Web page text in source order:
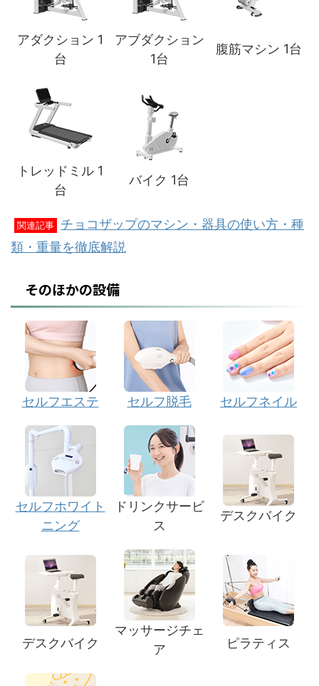
アダクション 1
台
アブダクション
1台
腹筋マシン 1台
トレッドミル 1
台
バイク 1台
関連記事
チョコザップのマシン・器具の使い方・種
類・重量を徹底解説
そのほかの設備
セルフエステ セルフ脱毛 セルフネイル
セルフホワイト
ニング
ドリンクサービ
ス
デスクバイク
デスクバイク
マッサージチェ
ア
ピラティス